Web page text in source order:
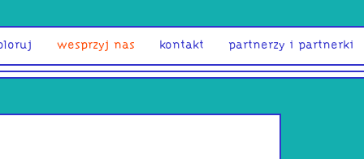
wesprzyj nas kontakt partnerzy i partnerki